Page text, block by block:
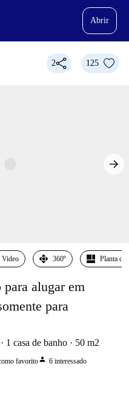
Abrir
2 125
Video 360º Planta
alugar em
para
1 casa de banho 50 m2
favoritoperson 6 interessado